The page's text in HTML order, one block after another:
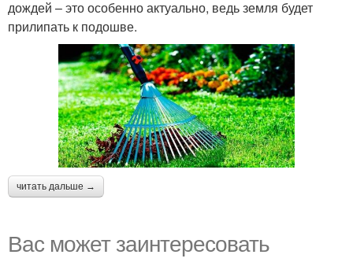
дождей – это особенно актуально, ведь земля будет
прилипать к подошве.
читать дальше →
Вас может заинтересовать